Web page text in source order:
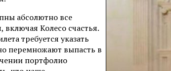
абсолютно все
Колесо счастья.
требуется указать
перемножают выпасть в
портфолио